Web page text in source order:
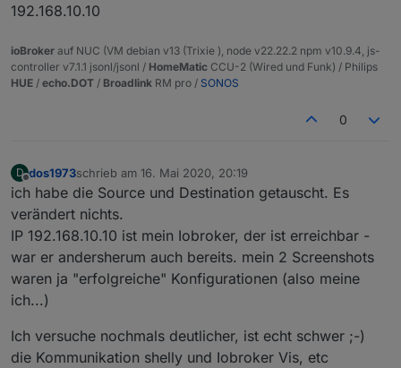
192.168.10.10
ioBroker auf NUC (VM debian v13 (Trixie ), node v22.22.2 npm v10.9.4, js-
controller v7.1.1 jsonl/jsonl / HomeMatic CCU-2 (Wired und Funk) / Philips
HUE / echo.DOT / Broadlink RM pro / SONOS
0
D
Offline
dos1973schrieb am 16. Mai 2020, 20:19
zuletzt editiert von
ich habe die Source und Destination getauscht. Es
verändert nichts.
IP 192.168.10.10 ist mein Iobroker, der ist erreichbar -
war er andersherum auch bereits. mein 2 Screenshots
waren ja "erfolgreiche" Konfigurationen (also meine
ich...)
Ich versuche nochmals deutlicher, ist echt schwer ;-)
die Kommunikation shelly und Iobroker Vis, etc